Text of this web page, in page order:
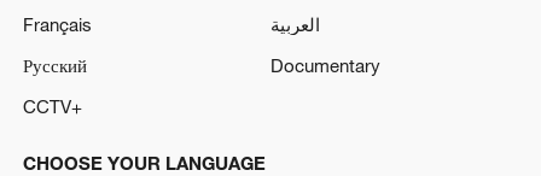
Français
العربية
Русский
Documentary
CCTV+
CHOOSE YOUR LANGUAGE